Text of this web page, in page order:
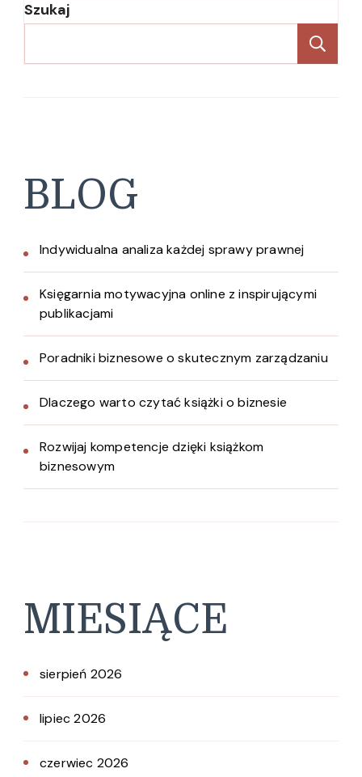
Szukaj
BLOG
Indywidualna analiza każdej sprawy prawnej
Księgarnia motywacyjna online z inspirującymi
publikacjami
Poradniki biznesowe o skutecznym zarządzaniu
Dlaczego warto czytać książki o biznesie
Rozwijaj kompetencje dzięki książkom
biznesowym
MIESIĄCE
sierpień 2026
lipiec 2026
czerwiec 2026